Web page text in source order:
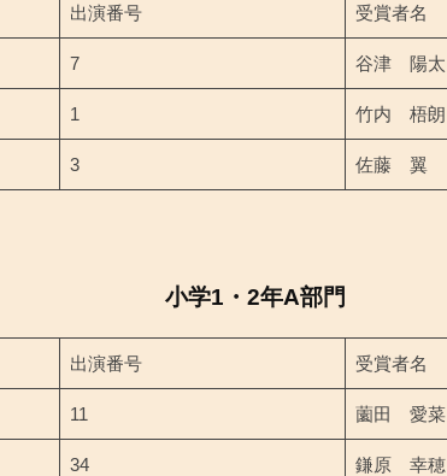
出演番号 受賞者名
7 谷津 陽太
1 竹内 梧朗
3 佐藤 翼
小学1・2年A部門
出演番号 受賞者名
11 薗田 愛菜
34 鎌原 幸穂